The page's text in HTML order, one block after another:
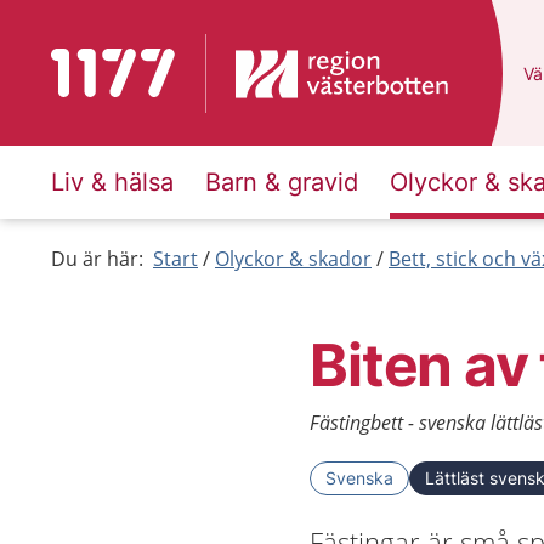
Till startsidan för 1177
Liv & hälsa Barn & gravid Olyckor &
Du är här: Start Olyckor & skador Bett, stick och
Biten
Fästingbett - svenska
Svenska Lättläst